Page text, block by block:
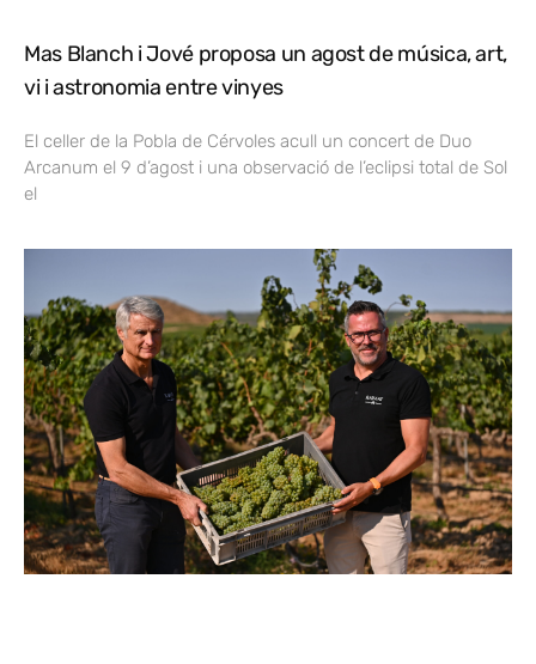
Mas Blanch i Jové proposa un agost de música, art,
vi i astronomia entre vinyes
El celler de la Pobla de Cérvoles acull un concert de Duo
Arcanum el 9 d’agost i una observació de l’eclipsi total de Sol
el